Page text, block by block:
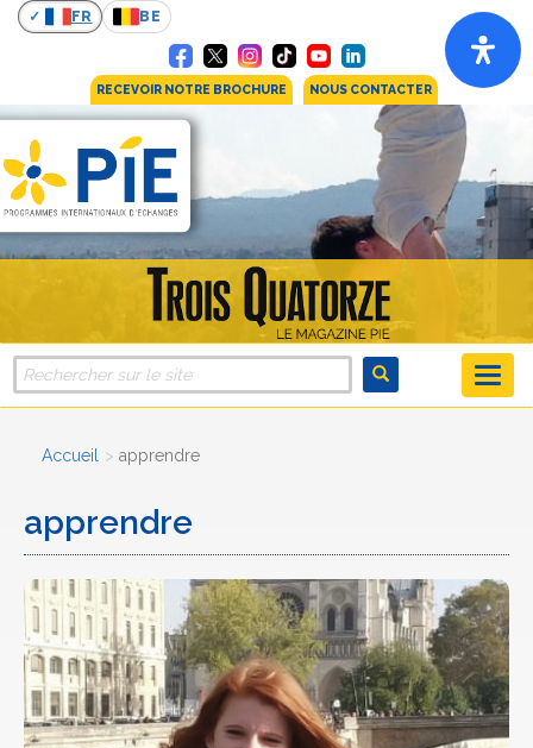
FR BE
RECEVOIR NOTRE BROCHURE NOUS CONTACTER
Accueil apprendre
apprendre